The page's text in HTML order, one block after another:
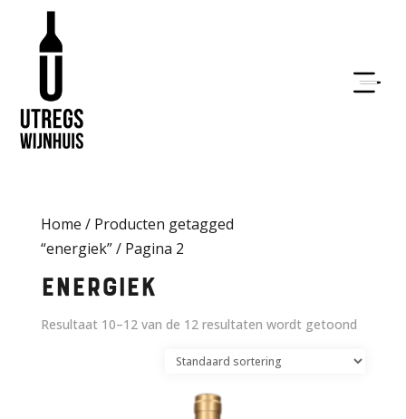
Home / Producten getagged
“energiek”/ Pagina 2
energiek
Resultaat 10–12 van de 12 resultaten wordt getoond